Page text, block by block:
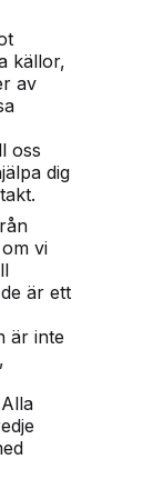
källor,
av
oss
dig
vi
är ett
är inte